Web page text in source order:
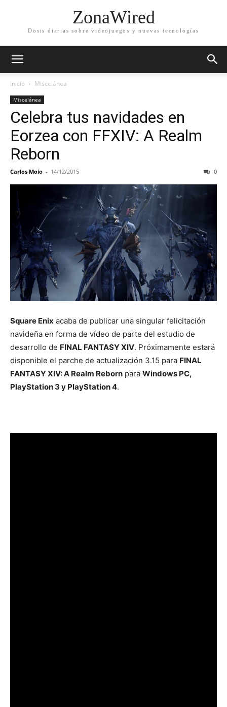
ZonaWired
Dosis diarias sobre videojuegos y nuevas tecnologías
Inicio Miscelánea
Miscelánea
Celebra tus navidades en
Eorzea con FFXIV: A Realm
Reborn
Carlos Moio - 14/12/2015 0
Square Enix acaba de publicar una singular felicitación
navideña en forma de vídeo de parte del estudio de
desarrollo de FINAL FANTASY XIV. Próximamente estará
disponible el parche de actualización 3.15 para FINAL
FANTASY XIV: A Realm Reborn para Windows PC,
PlayStation 3 y PlayStation 4.